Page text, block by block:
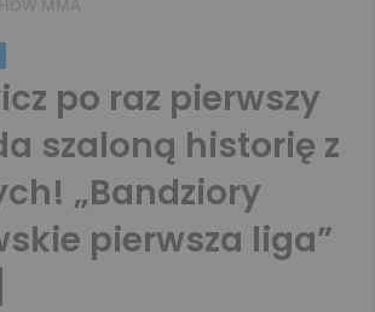
MMA
po raz pierwszy
szaloną historię z
„Bandziory
pierwsza liga”